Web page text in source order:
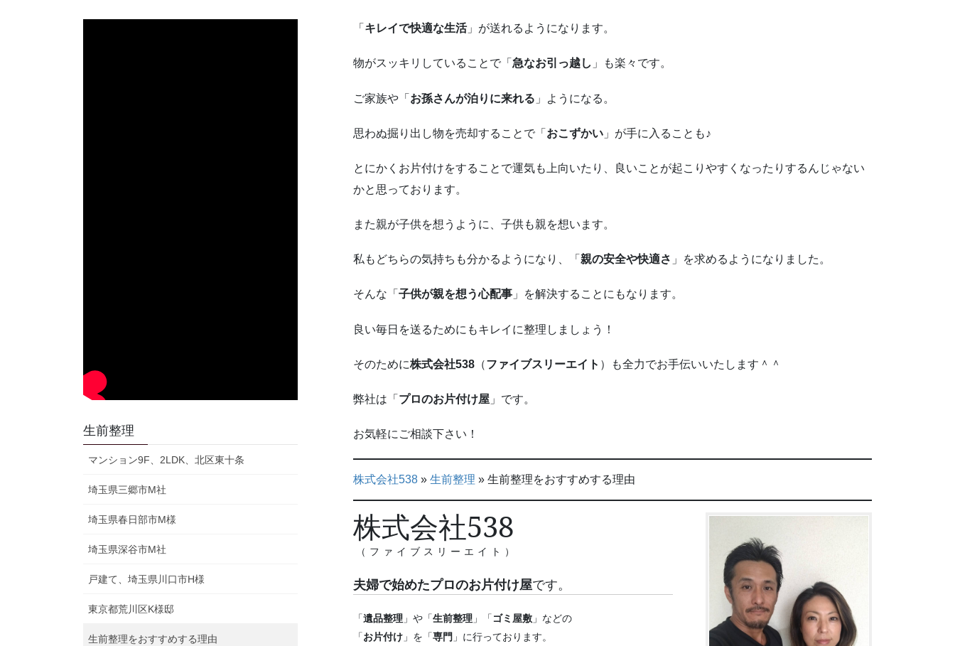
「 キレイで快適な生活」が送れるようになります。
物がスッキリしていることで「 急なお引っ越し 」も楽々です。
ご家族や「 お孫さんが泊りに来れる 」ようになる。
思わぬ掘り出し物を売却することで「 おこずかい 」が手に入ることも♪
とにかくお片付けをすることで運気も上向いたり、良いことが起こりやすくなったりするんじゃない
かと思っております。
また親が子供を想うように、子供も親を想います。
私もどちらの気持ちも分かるようになり、「 親の安全や快適さ 」を求めるようになりました。
そんな「 子供が親を想う心配事 」を解決することにもなります。
良い毎日を送るためにもキレイに整理しましょう！
そのために株式会社538 （ファイブスリーエイト ）も全力でお手伝いいたします＾＾
弊社は「 プロのお片付け屋 」です。
お気軽にご相談下さい！
株式会社538 » 生前整理 » 生前整理をおすすめする理由
株式会社538
（ファイブスリーエイト）
夫婦で始めたプロのお片付け屋です。
「遺品整理 」や「生前整理 」「ゴミ屋敷 」などの
「お片付け 」を「専門 」に行っております。
生前整理
マンション9F、2LDK、北区東十条
埼玉県三郷市M社
埼玉県春日部市M様
埼玉県深谷市M社
戸建て、埼玉県川口市H様
東京都荒川区K様邸
生前整理をおすすめする理由